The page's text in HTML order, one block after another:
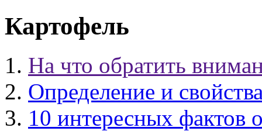
Картофель
На что обратить
Определение и
10 интересных фактов